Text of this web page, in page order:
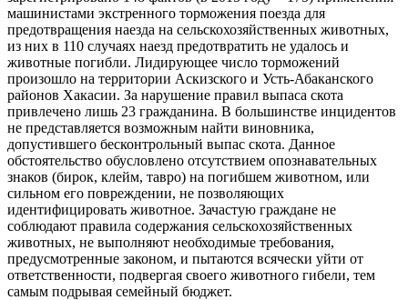
машинистами экстренного торможения поезда для
предотвращения наезда на сельскохозяйственных животных,
из них в 110 случаях наезд предотвратить не удалось и
животные погибли. Лидирующее число торможений
произошло на территории Аскизского и Усть-Абаканского
районов Хакасии. За нарушение правил выпаса скота
привлечено лишь 23 гражданина. В большинстве инцидентов
не представляется возможным найти виновника,
допустившего бесконтрольный выпас скота. Данное
обстоятельство обусловлено отсутствием опознавательных
знаков (бирок, клейм, тавро) на погибшем животном, или
сильном его повреждении, не позволяющих
идентифицировать животное. Зачастую граждане не
соблюдают правила содержания сельскохозяйственных
животных, не выполняют необходимые требования,
предусмотренные законом, и пытаются всячески уйти от
ответственности, подвергая своего животного гибели, тем
самым подрывая семейный бюджет.